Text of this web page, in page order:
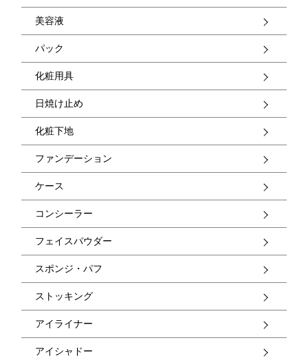
美容液
パック
化粧用具
日焼け止め
化粧下地
ファンデーション
ケース
コンシーラー
フェイスパウダー
スポンジ・パフ
ストッキング
アイライナー
アイシャドー